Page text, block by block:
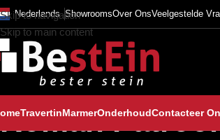
Skip to navigation
Skip to main content
Nederlands ShowroomsOver OnsVeelgestelde
TravertinMarmerOnderhoudContacteer
Roman